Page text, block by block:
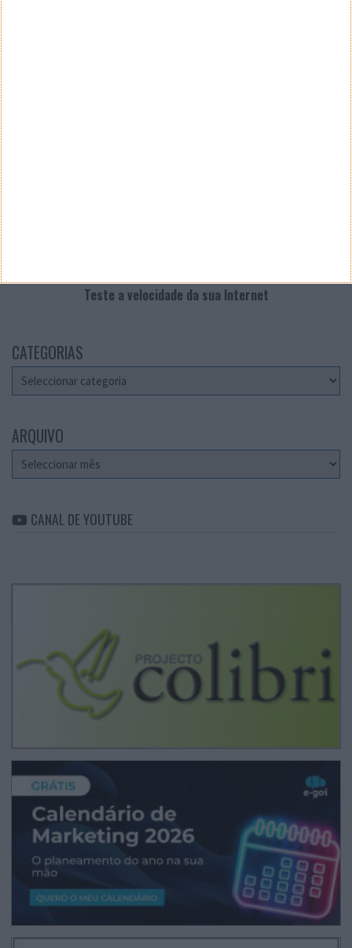
Teste a velocidade da sua Internet
CATEGORIAS
Categorias
ARQUIVO
Arquivo
CANAL DE YOUTUBE